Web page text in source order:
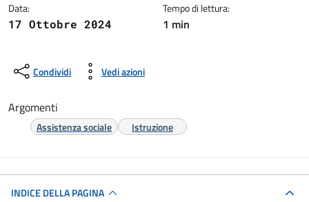
Data:
17 Ottobre 2024
Tempo di lettura:
1 min
Condividi Vedi azioni
Argomenti
Assistenza sociale Istruzione
INDICE DELLA PAGINA